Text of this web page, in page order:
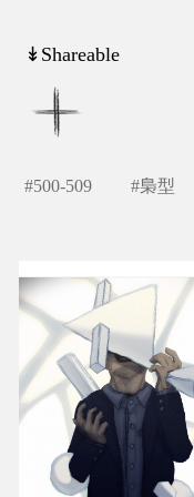
↡Shareable
#500-509 #梟型